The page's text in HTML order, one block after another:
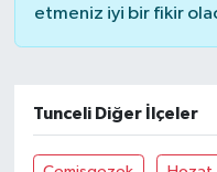
etmeniz iyi bir fikir
Tunceli Diğer İlçeler